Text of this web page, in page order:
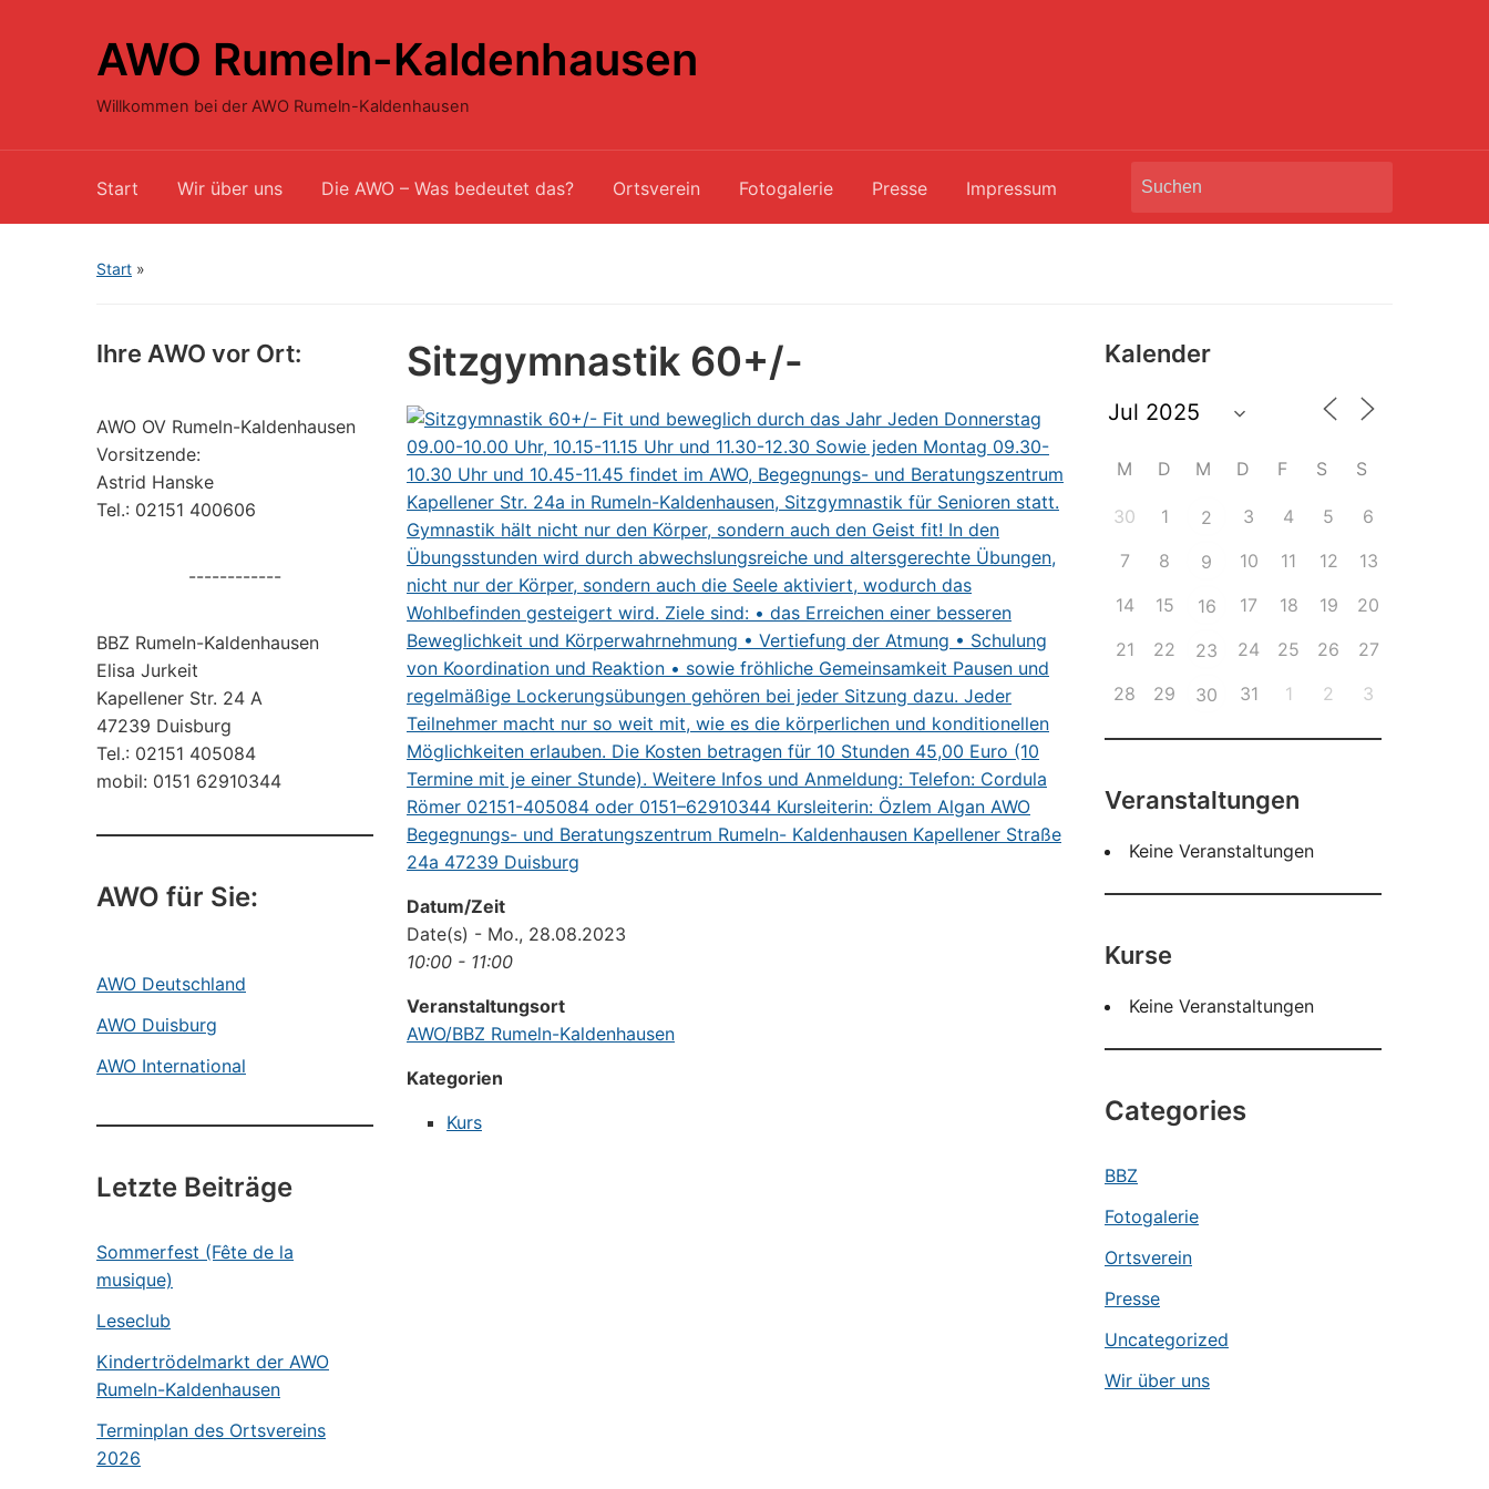
AWO Rumeln-Kaldenhausen
Willkommen bei der AWO Rumeln-Kaldenhausen
Start Wir über uns Die AWO – Was bedeutet das? Ortsverein Fotogalerie Presse Impressum
Search
Start »
Ihre AWO vor Ort:
AWO OV Rumeln-Kaldenhausen
Vorsitzende:
Astrid Hanske
Tel.: 02151 400606
------------
BBZ Rumeln-Kaldenhausen
Elisa Jurkeit
Kapellener Str. 24 A
47239 Duisburg
Tel.: 02151 405084
mobil: 0151 62910344
AWO für Sie:
AWO Deutschland
AWO Duisburg
AWO International
Letzte Beiträge
Sommerfest (Fête de la
musique)
Leseclub
Kindertrödelmarkt der AWO
Rumeln-Kaldenhausen
Terminplan des Ortsvereins
2026
Sitzgymnastik 60+/-
Datum/Zeit
Date(s) - Mo., 28.08.2023
10:00 - 11:00
Veranstaltungsort
AWO/BBZ Rumeln-Kaldenhausen
Kategorien
Kurs
Kalender
M D M D F S S
30 1 2 3 4 5
6
7
8 9 10 11 12
13
14
15 16 17 18 19
20
21
22 23 24 25 26
27
28
29 30 31 1 2 3
Veranstaltungen
Keine Veranstaltungen
Kurse
Keine Veranstaltungen
Categories
BBZ
Fotogalerie
Ortsverein
Presse
Uncategorized
Wir über uns